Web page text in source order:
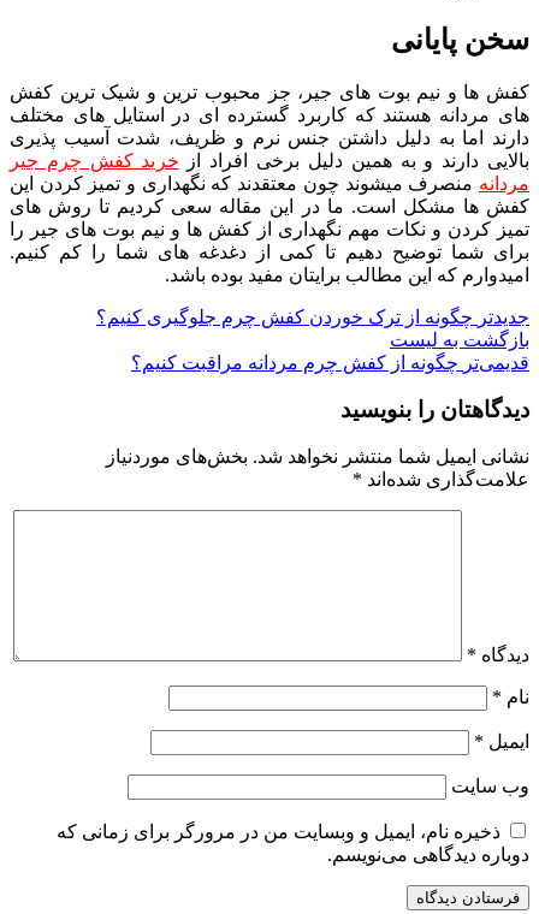
سخن پایانی
کفش ها و نیم بوت های جیر، جز محبوب ترین و شیک ترین کفش
های مردانه هستند که کاربرد گسترده ای در استایل های مختلف
دارند اما به دلیل داشتن جنس نرم و ظریف، شدت آسیب پذیری
بالایی دارند و به همین دلیل برخی افراد از خرید کفش چرم جیر
مردانه منصرف میشوند چون معتقدند که نگهداری و تمیز کردن این
کفش ها مشکل است. ما در این مقاله سعی کردیم تا روش های
تمیز کردن و نکات مهم نگهداری از کفش ها و نیم بوت های جیر را
برای شما توضیح دهیم تا کمی از دغدغه های شما را کم کنیم.
امیدوارم که این مطالب برایتان مفید بوده باشد.
جدیدتر چگونه از ترک خوردن کفش چرم جلوگیری کنیم؟
بازگشت به لیست
قدیمی‌تر چگونه از کفش چرم مردانه مراقبت کنیم؟
دیدگاهتان را بنویسید
نشانی ایمیل شما منتشر نخواهد شد. بخش‌های موردنیاز
علامت‌گذاری شده‌اند *
دیدگاه *
نام *
ایمیل *
وب‌ سایت
ذخیره نام، ایمیل و وبسایت من در مرورگر برای زمانی که
دوباره دیدگاهی می‌نویسم.